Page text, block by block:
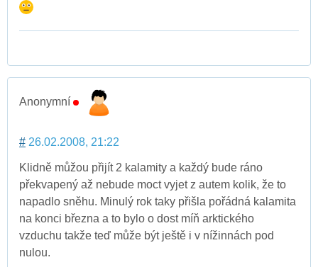
Anonymní
# 26.02.2008, 21:22
Klidně můžou přijít 2 kalamity a každý bude ráno
překvapený až nebude moct vyjet z autem kolik, že to
napadlo sněhu. Minulý rok taky přišla pořádná kalamita
na konci března a to bylo o dost míň arktického
vzduchu takže teď může být ještě i v nížinnách pod
nulou.